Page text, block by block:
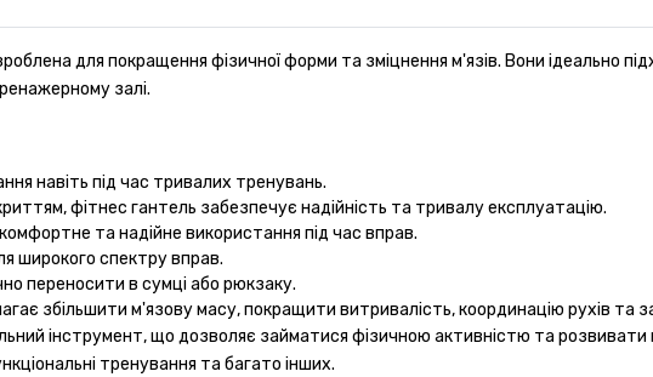
для покращення фізичної форми та зміцнення м'язів. Вони ідеально
залі.
навіть під час тривалих тренувань.
фітнес гантель забезпечує надійність та тривалу експлуатацію.
та надійне використання під час вправ.
широкого спектру вправ.
переносити в сумці або рюкзаку.
збільшити м'язову масу, покращити витривалість, координацію рухів та
інструмент, що дозволяє займатися фізичною активністю та розвивати
тренування та багато інших.